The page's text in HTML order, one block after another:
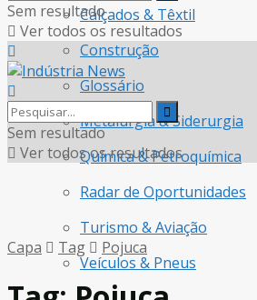
Calçados & Têxtil
Construção
Glossário
Metalurgia & Siderurgia
Química & Petroquímica
Radar de Oportunidades
Turismo & Aviação
Veículos & Pneus
Sem resultado
Ver todos os resultados
Sem resultado
Ver todos os resultados
Capa Tag Pojuca